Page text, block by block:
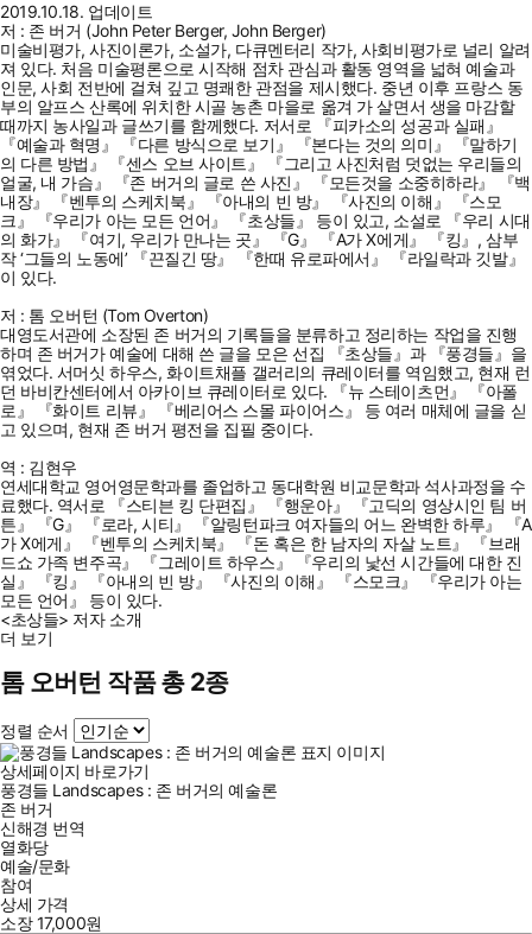
2019.10.18. 업데이트
저 : 존 버거 (John Peter Berger, John Berger)
미술비평가, 사진이론가, 소설가, 다큐멘터리 작가, 사회비평가로 널리 알려
져 있다. 처음 미술평론으로 시작해 점차 관심과 활동 영역을 넓혀 예술과
인문, 사회 전반에 걸쳐 깊고 명쾌한 관점을 제시했다. 중년 이후 프랑스 동
부의 알프스 산록에 위치한 시골 농촌 마을로 옮겨 가 살면서 생을 마감할
때까지 농사일과 글쓰기를 함께했다. 저서로 『피카소의 성공과 실패』
『예술과 혁명』 『다른 방식으로 보기』 『본다는 것의 의미』 『말하기
의 다른 방법』 『센스 오브 사이트』 『그리고 사진처럼 덧없는 우리들의
얼굴, 내 가슴』 『존 버거의 글로 쓴 사진』 『모든것을 소중히하라』 『백
내장』 『벤투의 스케치북』 『아내의 빈 방』 『사진의 이해』 『스모
크』 『우리가 아는 모든 언어』 『초상들』 등이 있고, 소설로 『우리 시대
의 화가』 『여기, 우리가 만나는 곳』 『G』 『A가 X에게』 『킹』, 삼부
작 ‘그들의 노동에’ 『끈질긴 땅』 『한때 유로파에서』 『라일락과 깃발』
이 있다.
저 : 톰 오버턴 (Tom Overton)
대영도서관에 소장된 존 버거의 기록들을 분류하고 정리하는 작업을 진행
하며 존 버거가 예술에 대해 쓴 글을 모은 선집 『초상들』과 『풍경들』을
엮었다. 서머싯 하우스, 화이트채플 갤러리의 큐레이터를 역임했고, 현재 런
던 바비칸센터에서 아카이브 큐레이터로 있다. 『뉴 스테이츠먼』 『아폴
로』 『화이트 리뷰』 『베리어스 스몰 파이어스』 등 여러 매체에 글을 싣
고 있으며, 현재 존 버거 평전을 집필 중이다.
역 : 김현우
연세대학교 영어영문학과를 졸업하고 동대학원 비교문학과 석사과정을 수
료했다. 역서로 『스티븐 킹 단편집』 『행운아』 『고딕의 영상시인 팀 버
튼』 『G』 『로라, 시티』 『알링턴파크 여자들의 어느 완벽한 하루』 『A
가 X에게』 『벤투의 스케치북』 『돈 혹은 한 남자의 자살 노트』 『브래
드쇼 가족 변주곡』 『그레이트 하우스』 『우리의 낯선 시간들에 대한 진
실』 『킹』 『아내의 빈 방』 『사진의 이해』 『스모크』 『우리가 아는
모든 언어』 등이 있다.
<초상들> 저자 소개
더 보기
톰 오버턴 작품 총 2종
정렬 순서
상세페이지 바로가기
풍경들 Landscapes : 존 버거의 예술론
존 버거
신해경 번역
열화당
예술/문화
참여
상세 가격
소장17,000원